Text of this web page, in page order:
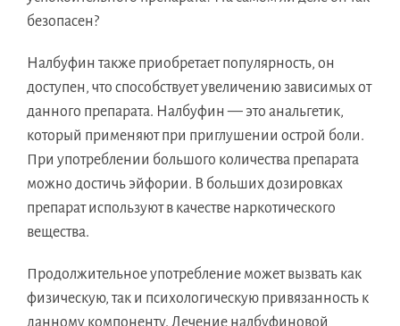
безопасен?
Налбуфин также приобретает популярность, он
доступен, что способствует увеличению зависимых от
данного препарата. Налбуфин — это анальгетик,
который применяют при приглушении острой боли.
При употреблении большого количества препарата
можно достичь эйфории. В больших дозировках
препарат используют в качестве наркотического
вещества.
Продолжительное употребление может вызвать как
физическую, так и психологическую привязанность к
данному компоненту. Лечение налбуфиновой